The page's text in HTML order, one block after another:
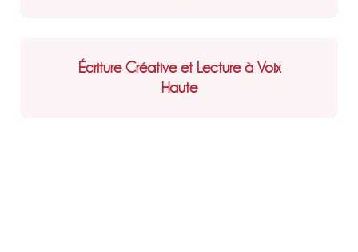
Écriture Créative et Lecture à Voix
Haute